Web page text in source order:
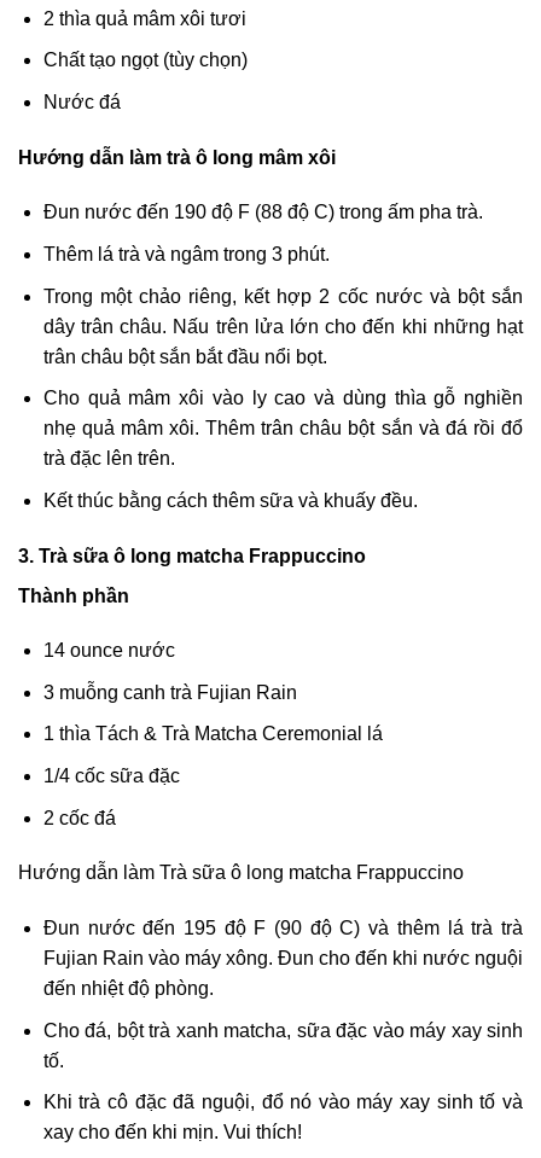
2 thìa quả mâm xôi tươi
Chất tạo ngọt (tùy chọn)
Nước đá
Hướng dẫn làm trà ô long mâm xôi
Đun nước đến 190 độ F (88 độ C) trong ấm pha trà.
Thêm lá trà và ngâm trong 3 phút.
Trong một chảo riêng, kết hợp 2 cốc nước và bột sắn
dây trân châu. Nấu trên lửa lớn cho đến khi những hạt
trân châu bột sắn bắt đầu nổi bọt.
Cho quả mâm xôi vào ly cao và dùng thìa gỗ nghiền
nhẹ quả mâm xôi. Thêm trân châu bột sắn và đá rồi đổ
trà đặc lên trên.
Kết thúc bằng cách thêm sữa và khuấy đều.
3. Trà sữa ô long matcha Frappuccino
Thành phần
14 ounce nước
3 muỗng canh trà Fujian Rain
1 thìa Tách & Trà Matcha Ceremonial lá
1/4 cốc sữa đặc
2 cốc đá
Hướng dẫn làm Trà sữa ô long matcha Frappuccino
Đun nước đến 195 độ F (90 độ C) và thêm lá trà trà
Fujian Rain vào máy xông. Đun cho đến khi nước nguội
đến nhiệt độ phòng.
Cho đá, bột trà xanh matcha, sữa đặc vào máy xay sinh
tố.
Khi trà cô đặc đã nguội, đổ nó vào máy xay sinh tố và
xay cho đến khi mịn. Vui thích!